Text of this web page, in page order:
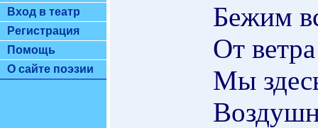
Вход в театр
Регистрация
Помощь
О сайте поэзии
Бежим
От
Мы